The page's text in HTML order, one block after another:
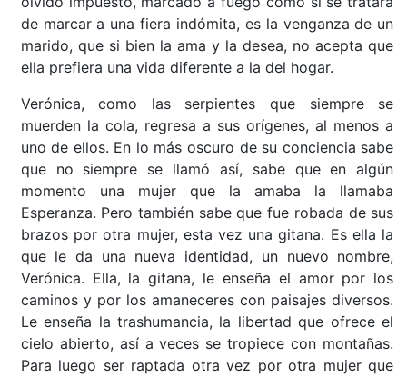
de marcar a una fiera indómita, es la venganza de un
marido, que si bien la ama y la desea, no acepta que
ella prefiera una vida diferente a la del hogar.
Verónica, como las serpientes que siempre se
muerden la cola, regresa a sus orígenes, al menos a
uno de ellos. En lo más oscuro de su conciencia sabe
que no siempre se llamó así, sabe que en algún
momento una mujer que la amaba la llamaba
Esperanza. Pero también sabe que fue robada de sus
brazos por otra mujer, esta vez una gitana. Es ella la
que le da una nueva identidad, un nuevo nombre,
Verónica. Ella, la gitana, le enseña el amor por los
caminos y por los amaneceres con paisajes diversos.
Le enseña la trashumancia, la libertad que ofrece el
cielo abierto, así a veces se tropiece con montañas.
Para luego ser raptada otra vez por otra mujer que